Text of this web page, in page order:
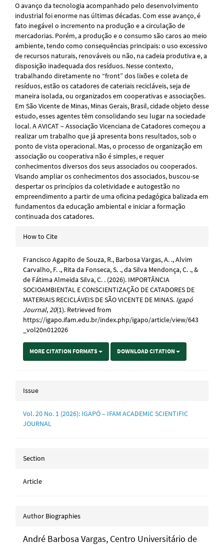
O avanço da tecnologia acompanhado pelo desenvolvimento
industrial foi enorme nas últimas décadas. Com esse avanço, é
fato inegável o incremento na produção e a circulação de
mercadorias. Porém, a produção e o consumo são caros ao meio
ambiente, tendo como consequências principais: o uso excessivo
de recursos naturais, renováveis ou não, na cadeia produtiva e, a
disposição inadequada dos resíduos. Nesse contexto,
trabalhando diretamente no “front” dos lixões e coleta de
resíduos, estão os catadores de cateriais recicláveis, seja de
maneira isolada, ou organizados em cooperativas e associações.
Em São Vicente de Minas, Minas Gerais, Brasil, cidade objeto desse
estudo, esses agentes têm consolidando seu lugar na sociedade
local. A AVICAT – Associação Vicenciana de Catadores começou a
realizar um trabalho que já apresenta bons resultados, sob o
ponto de vista operacional. Mas, o processo de organização em
associação ou cooperativa não é simples, e requer
conhecimentos diversos dos seus associados ou cooperados.
Visando ampliar os conhecimentos dos associados, buscou-se
despertar os princípios da coletividade e autogestão no
empreendimento a partir de uma oficina pedagógica balizada em
fundamentos da educação ambiental e iniciar a formação
continuada dos catadores.
Article
How to Cite
Francisco Agapito de Souza, R., Barbosa Vargas, A. ., Alvim
Carvalho, F. ., Rita da Fonseca, S. ., da Silva Mendonça, C. ., &
de Fátima Almeida Silva, C. . (2026). IMPORTÂNCIA
SOCIOAMBIENTAL E CONSCIENTIZAÇÃO DE CATADORES DE
MATERIAIS RECICLÁVEIS DE SÃO VICENTE DE MINAS. Igapó
Journal,20(1). Retrieved from
https://igapo.ifam.edu.br/index.php/igapo/article/view/643
_vol20n012026
MORE CITATION FORMATS DOWNLOAD CITATION
Issue
Vol. 20 No. 1 (2026): IGAPÓ – IFAM ACADEMIC SCIENTIFIC
JOURNAL
Section
Article
Author Biographies
André Barbosa Vargas, Centro Universitário de